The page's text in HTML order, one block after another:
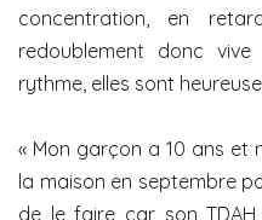
concentration, en
redoublement donc
rythme, elles sont
« Mon garçon a 10 ans et
la maison en septembre
de le faire car son